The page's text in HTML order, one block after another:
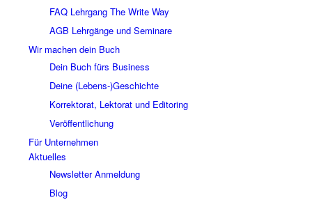
FAQ Lehrgang The Write Way
AGB Lehrgänge und Seminare
Wir machen dein Buch
Dein Buch fürs Business
Deine (Lebens-)Geschichte
Korrektorat, Lektorat und Editoring
Veröffentlichung
Für Unternehmen
Aktuelles
Newsletter Anmeldung
Blog